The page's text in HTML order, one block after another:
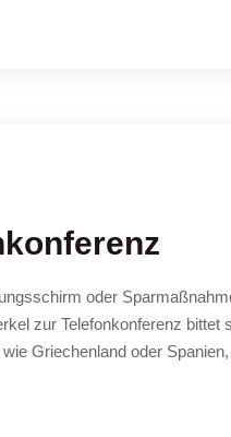
oder
zur Telefonkonferenz
Griechenland oder